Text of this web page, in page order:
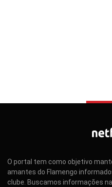
O portal tem como objetivo
amantes do Flamengo
clube. Buscamos informações